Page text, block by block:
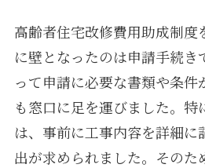
高齢者住宅改修費用助成制度
に壁となったのは申請手続き
って申請に必要な書類や条件
も窓口に足を運びました。特
は、事前に工事内容を詳細に
出が求められました。そのた